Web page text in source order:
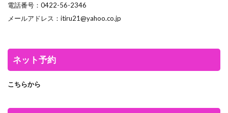
電話番号：0422-56-2346
メールアドレス：itiru21@yahoo.co.jp
ネット予約
こちらから